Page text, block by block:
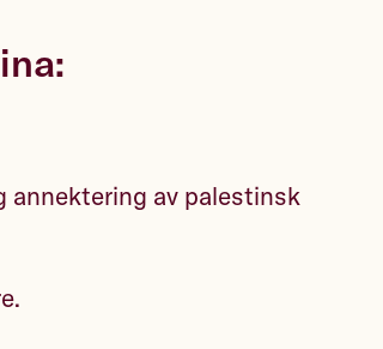
annektering av palestinsk